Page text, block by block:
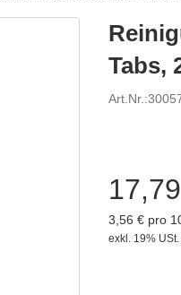
Tabs,
Art.Nr.:
3,56 € pro
exkl. 19% USt.